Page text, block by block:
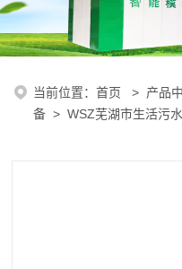
当前位置：首页 > 产品
备 > WSZ芜湖市生活污